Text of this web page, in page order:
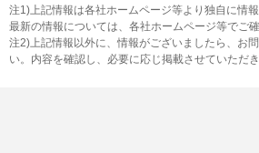
注1)上記情報は各社ホームページ等より独自に情
最新の情報については、各社ホームページ等でご確
注2)上記情報以外に、情報がございましたら、お
い。内容を確認し、必要に応じ掲載させていただき